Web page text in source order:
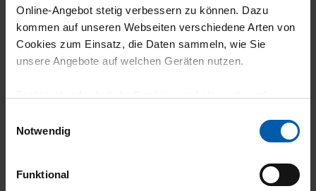
Online-Angebot stetig verbessern zu können. Dazu
kommen auf unseren Webseiten verschiedene Arten von
Cookies zum Einsatz, die Daten sammeln, wie Sie
unsere Angebote auf welchen Geräten nutzen.
grundlegende Funktionen wie etwa zur Auswahl und
gewährleisten.
Notwendig
Funktional
Ich bin super zufrieden mit meiner Bestellung
bei Trigema. Die Qualität der Ware ist
hervorragend und der Preis dafür absolut
die ihr Geld wert ist. Ich werde auf jeden Fall